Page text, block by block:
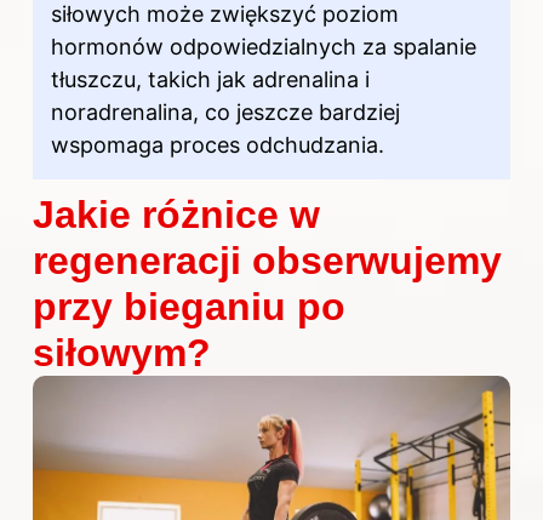
siłowych może zwiększyć poziom
hormonów odpowiedzialnych za spalanie
tłuszczu, takich jak adrenalina i
noradrenalina, co jeszcze bardziej
wspomaga proces odchudzania.
Jakie różnice w
regeneracji obserwujemy
przy bieganiu po
siłowym?